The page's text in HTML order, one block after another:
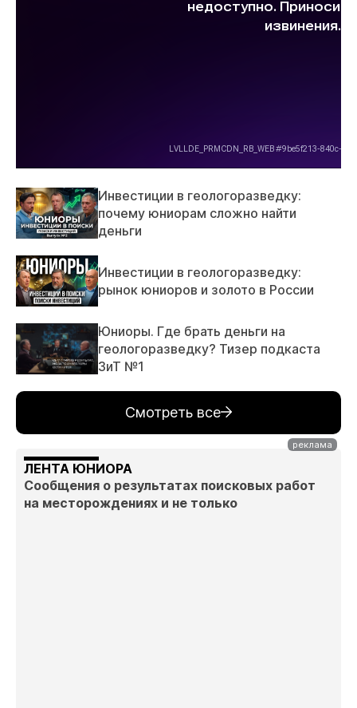
Инвестиции в геологоразведку:
почему юниорам сложно найти
деньги
Инвестиции в геологоразведку:
рынок юниоров и золото в России
Юниоры. Где брать деньги на
геологоразведку? Тизер подкаста
ЗиТ №1
Смотреть все
ЛЕНТА ЮНИОРА
Сообщения о результатах поисковых работ
на месторождениях и не только